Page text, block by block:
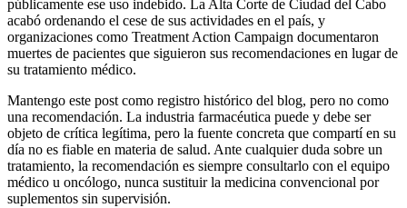
públicamente ese uso indebido. La Alta Corte de Ciudad del Cabo
acabó ordenando el cese de sus actividades en el país, y
organizaciones como Treatment Action Campaign documentaron
muertes de pacientes que siguieron sus recomendaciones en lugar de
su tratamiento médico.
Mantengo este post como registro histórico del blog, pero no como
una recomendación. La industria farmacéutica puede y debe ser
objeto de crítica legítima, pero la fuente concreta que compartí en su
día no es fiable en materia de salud. Ante cualquier duda sobre un
tratamiento, la recomendación es siempre consultarlo con el equipo
médico u oncólogo, nunca sustituir la medicina convencional por
suplementos sin supervisión.